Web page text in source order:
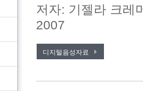
저자: 기젤라 크레
2007
디지털음성자료